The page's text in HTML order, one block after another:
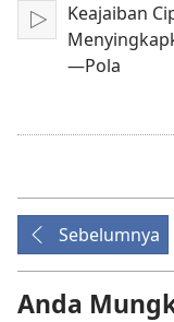
Mainkan
Keajaiban
—Pola
Sebelumnya
Anda